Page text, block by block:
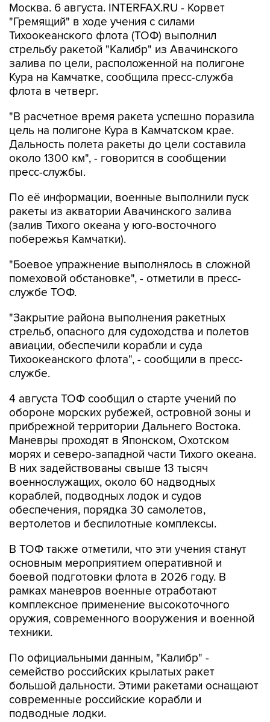
Москва. 6 августа. INTERFAX.RU - Корвет
"Гремящий" в ходе учения с силами
Тихоокеанского флота (ТОФ) выполнил
стрельбу ракетой "Калибр" из Авачинского
залива по цели, расположенной на полигоне
Кура на Камчатке, сообщила пресс-служба
флота в четверг.
"В расчетное время ракета успешно поразила
цель на полигоне Кура в Камчатском крае.
Дальность полета ракеты до цели составила
около 1300 км", - говорится в сообщении
пресс-службы.
По её информации, военные выполнили пуск
ракеты из акватории Авачинского залива
(залив Тихого океана у юго-восточного
побережья Камчатки).
"Боевое упражнение выполнялось в сложной
помеховой обстановке", - отметили в пресс-
службе ТОФ.
"Закрытие района выполнения ракетных
стрельб, опасного для судоходства и полетов
авиации, обеспечили корабли и суда
Тихоокеанского флота", - сообщили в пресс-
службе.
4 августа ТОФ сообщил о старте учений по
обороне морских рубежей, островной зоны и
прибрежной территории Дальнего Востока.
Маневры проходят в Японском, Охотском
морях и северо-западной части Тихого океана.
В них задействованы свыше 13 тысяч
военнослужащих, около 60 надводных
кораблей, подводных лодок и судов
обеспечения, порядка 30 самолетов,
вертолетов и беспилотные комплексы.
В ТОФ также отметили, что эти учения станут
основным мероприятием оперативной и
боевой подготовки флота в 2026 году. В
рамках маневров военные отработают
комплексное применение высокоточного
оружия, современного вооружения и военной
техники.
По официальными данным, "Калибр" -
семейство российских крылатых ракет
большой дальности. Этими ракетами оснащают
современные российские корабли и
подводные лодки.